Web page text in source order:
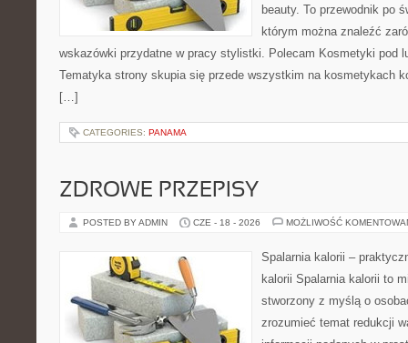
beauty. To przewodnik po
którym można znaleźć
wskazówki przydatne w pracy stylistki. Polecam Kosmetyki pod
Tematyka strony skupia się przede wszystkim na kosmetykach
[…]
CATEGORIES: PANAMA
ZDROWE PRZEPISY
POSTED BY ADMIN CZE - 18 - 2026 MOŻLIWOŚĆ
Spalarnia kalorii –
kalorii Spalarnia kalorii to
stworzony z myślą o
zrozumieć temat redukcji